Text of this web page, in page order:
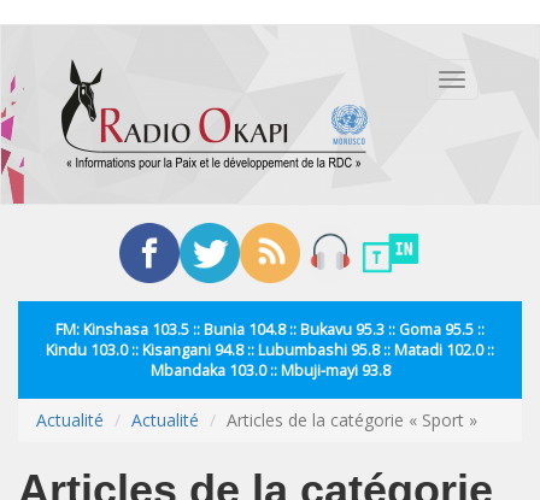
contenu
principal
Toggle
FM: Kinshasa 103.5 :: Bunia 104.8 :: Bukavu 95.3 :: Goma 95.5 ::
Kindu 103.0 :: Kisangani 94.8 :: Lubumbashi 95.8 :: Matadi 102.0 ::
Mbandaka 103.0 :: Mbuji-mayi 93.8
Actualité Actualité Articles de la catégorie « Sport »
Articles de la catégorie